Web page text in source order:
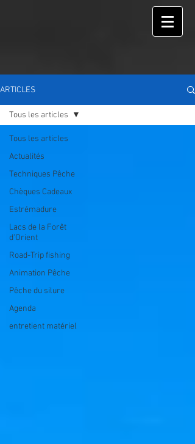
ARTICLES
Tous les articles
Actualités
Techniques Pêche
Chèques Cadeaux
Estrémadure
Lacs de la Forêt
d'Orient
Road-Trip fishing
Animation Pêche
Pêche du silure
Agenda
entretient matériel
Tous les articles